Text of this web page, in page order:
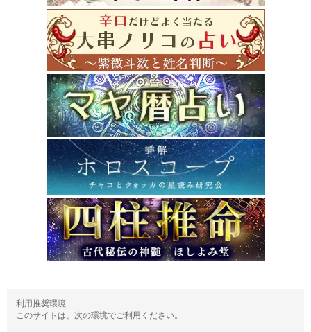
利用推奨環境
このサイトは、次の環境でご利用ください。